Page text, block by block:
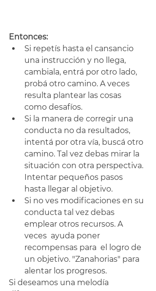
Entonces:
Si repetís hasta el cansancio
una instrucción y no llega,
cambiala, entrá por otro lado,
probá otro camino. A veces
resulta plantear las cosas
como desafíos.
Si la manera de corregir una
conducta no da resultados,
intentá por otra vía, buscá otro
camino. Tal vez debas mirar la
situación con otra perspectiva.
Intentar pequeños pasos
hasta llegar al objetivo.
Si no ves modificaciones en su
conducta tal vez debas
emplear otros recursos. A
veces  ayuda poner
recompensas para  el logro de
un objetivo. "Zanahorias" para
alentar los progresos.
Si deseamos una melodía